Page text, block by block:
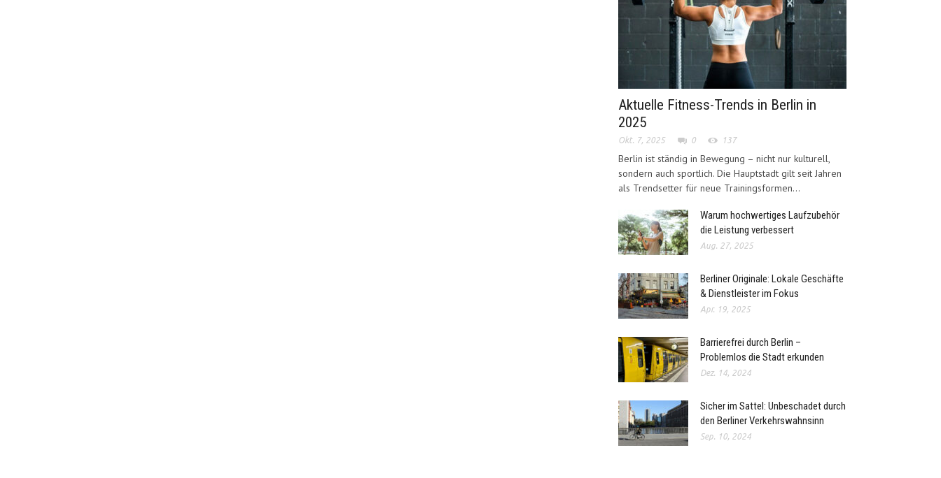
Aktuelle Fitness-Trends in Berlin in
2025
Okt. 7, 2025 0 137
Berlin ist ständig in Bewegung – nicht nur kulturell,
sondern auch sportlich. Die Hauptstadt gilt seit Jahren
als Trendsetter für neue Trainingsformen...
Warum hochwertiges Laufzubehör
die Leistung verbessert
Aug. 27, 2025
Berliner Originale: Lokale Geschäfte
& Dienstleister im Fokus
Apr. 19, 2025
Barrierefrei durch Berlin –
Problemlos die Stadt erkunden
Dez. 14, 2024
Sicher im Sattel: Unbeschadet durch
den Berliner Verkehrswahnsinn
Sep. 10, 2024